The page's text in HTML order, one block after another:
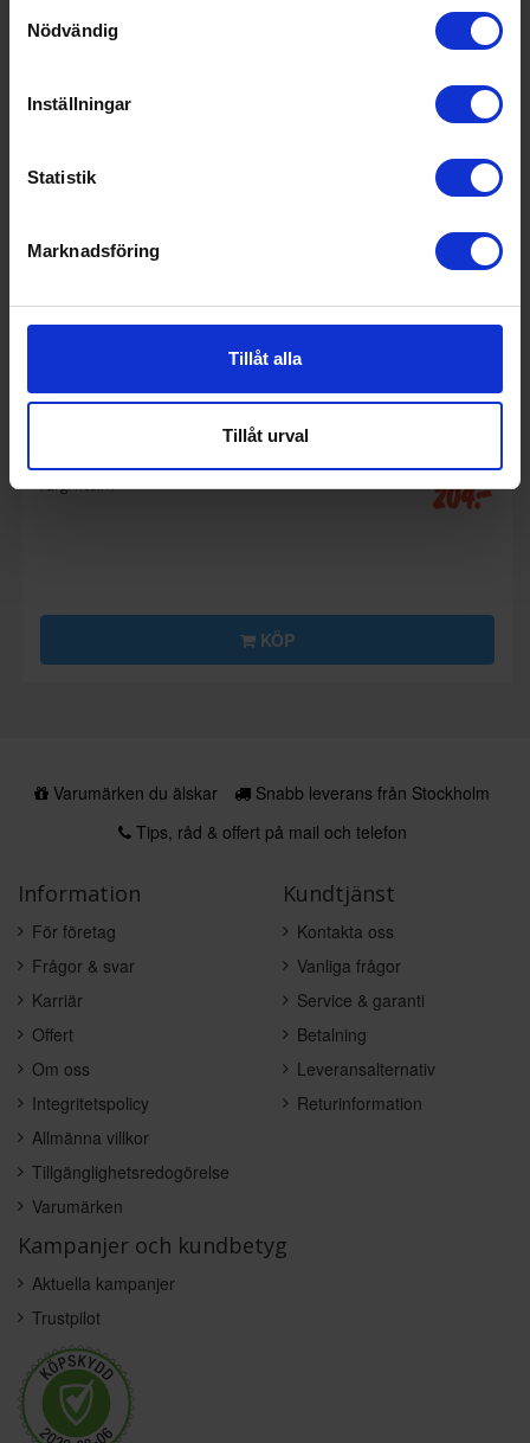
Nödvändig
Inställningar
Statistik
Marknadsföring
Tillåt alla
Tillåt urval
BR2118242
Färg: Rostfri 204:-
KÖP
Varumärken du älskar
Snabb leverans från Stockholm
Tips, råd & offert på mail och telefon
Information
För företag
Frågor & svar
Karriär
Offert
Om oss
Integritetspolicy
Allmänna villkor
Tillgänglighetsredogörelse
Varumärken
Kundtjänst
Kontakta oss
Vanliga frågor
Service & garanti
Betalning
Leveransalternativ
Returinformation
Kampanjer och kundbetyg
Aktuella kampanjer
Trustpilot